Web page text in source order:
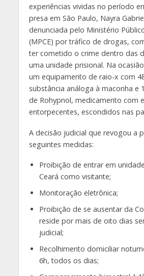
experiências vividas no período
presa em São Paulo, Nayra
denunciada pelo Ministério
(MPCE) por tráfico de drogas,
ter cometido o crime dentro das
uma unidade prisional. Na
um equipamento de raio-x com
substância análoga à maconha e
de Rohypnol, medicamento com
entorpecentes, escondidos nas
A decisão judicial que revogou a
seguintes medidas:
Proibição de entrar em
Ceará como visitante;
Monitoração eletrônica;
Proibição de se ausentar da
reside por mais de oito dias
judicial;
Recolhimento domiciliar
6h, todos os dias;